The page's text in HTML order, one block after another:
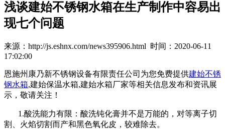
浅谈建始不锈钢水箱在生产制作中容易出
现七个问题
来源：http://js.eshnx.com/news395906.html 时间：2020-06-11
17:02:00
恩施州康乃新不锈钢设备有限责任公司为您免费提供建始不锈
钢水箱,建始保温水箱,建始水箱厂家等相关信息发布和资讯展
示，敬请关注！
1.酸洗能力有限：酸洗钝化膏并不是万能的，对等离子切
割、火焰切割而产和黑色氧化皮，较难除去。